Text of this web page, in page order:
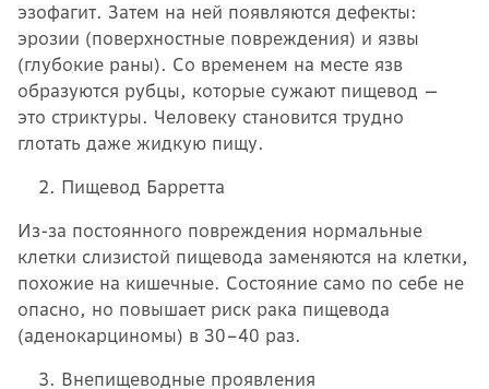
эзофагит. Затем на ней появляются дефекты:
эрозии (поверхностные повреждения) и язвы
(глубокие раны). Со временем на месте язв
образуются рубцы, которые сужают пищевод —
это стриктуры. Человеку становится трудно
глотать даже жидкую пищу.
Пищевод Барретта
Из-за постоянного повреждения нормальные
клетки слизистой пищевода заменяются на клетки,
похожие на кишечные. Состояние само по себе не
опасно, но повышает риск рака пищевода
(аденокарциномы) в 30–40 раз.
Внепищеводные проявления